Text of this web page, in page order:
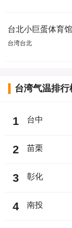
台北小巨蛋体育馆
台湾台北
台湾气温排行
1 台中
2 苗栗
3 彰化
4 南投